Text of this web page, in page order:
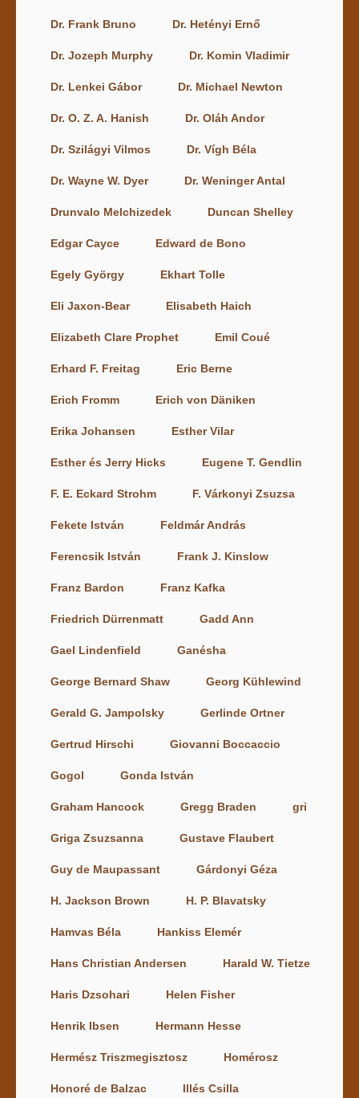
Dr. Frank Bruno Dr. Hetényi Ernő
Dr. Jozeph Murphy Dr. Komin Vladimir
Dr. Lenkei Gábor Dr. Michael Newton
Dr. O. Z. A. Hanish Dr. Oláh Andor
Dr. Szilágyi Vilmos Dr. Vígh Béla
Dr. Wayne W. Dyer Dr. Weninger Antal
Drunvalo Melchizedek Duncan Shelley
Edgar Cayce Edward de Bono
Egely György Ekhart Tolle
Eli Jaxon-Bear Elisabeth Haich
Elizabeth Clare Prophet Emil Coué
Erhard F. Freitag Eric Berne
Erich Fromm Erich von Däniken
Erika Johansen Esther Vilar
Esther és Jerry Hicks Eugene T. Gendlin
F. E. Eckard Strohm F. Várkonyi Zsuzsa
Fekete István Feldmár András
Ferencsik István Frank J. Kinslow
Franz Bardon Franz Kafka
Friedrich Dürrenmatt Gadd Ann
Gael Lindenfield Ganésha
George Bernard Shaw Georg Kühlewind
Gerald G. Jampolsky Gerlinde Ortner
Gertrud Hirschi Giovanni Boccaccio
Gogol Gonda István
Graham Hancock Gregg Braden gri
Griga Zsuzsanna Gustave Flaubert
Guy de Maupassant Gárdonyi Géza
H. Jackson Brown H. P. Blavatsky
Hamvas Béla Hankiss Elemér
Hans Christian Andersen Harald W. Tietze
Haris Dzsohari Helen Fisher
Henrik Ibsen Hermann Hesse
Hermész Triszmegisztosz Homérosz
Honoré de Balzac Illés Csilla